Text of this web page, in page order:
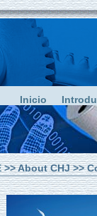
Inicio
>> About CHJ >>